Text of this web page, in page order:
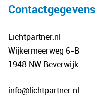
Contactgegevens
Lichtpartner.nl
Wijkermeerweg 6-B
1948 NW Beverwijk
info@lichtpartner.nl